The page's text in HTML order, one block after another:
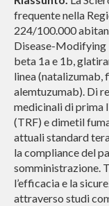
frequente nella
224/100.000
Disease-Modifying
beta 1a e 1b,
linea (natalizumab,
alemtuzumab). Di
medicinali di prima
(TRF) e dimetil
attuali standard
la compliance del
somministrazione.
l’efficacia e la
attraverso studi